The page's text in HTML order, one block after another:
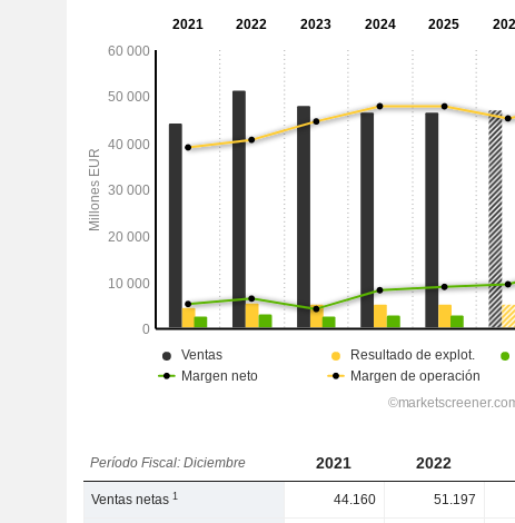
Período Fiscal: Diciembre 2021 2022
Ventas netas1 44.160 51.197